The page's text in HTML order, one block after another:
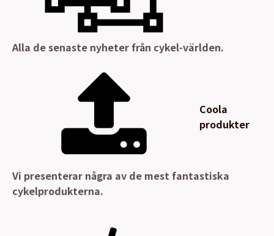
Alla de senaste nyheter från cykel-världen.
Coola
produkter
Vi presenterar några av de mest fantastiska
cykelprodukterna.